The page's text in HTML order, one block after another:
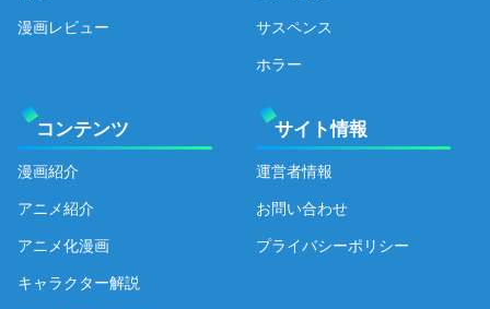
漫画レビュー サスペンス
ホラー
コンテンツ
漫画紹介
アニメ紹介
アニメ化漫画
キャラクター解説
サイト情報
運営者情報
お問い合わせ
プライバシーポリシー